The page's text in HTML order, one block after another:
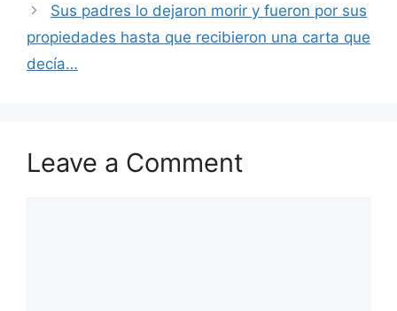
Sus padres lo dejaron morir y fueron por sus
propiedades hasta que recibieron una carta que
decía…
Leave a Comment